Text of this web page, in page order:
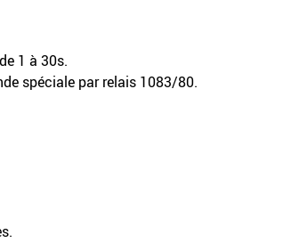
1 à 30s.
spéciale par relais 1083/80.